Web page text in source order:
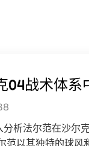
04战术体
析法尔范在沙尔
以其独特的球风